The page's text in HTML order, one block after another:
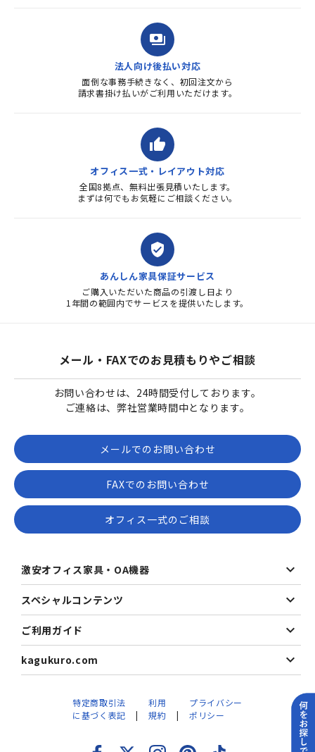
payments
法人向け後払い対応
面倒な事務手続きなく、初回注文から
請求書掛け払いがご利用いただけます。
thumb_up
オフィス一式・レイアウト対応
全国8拠点、無料出張見積いたします。
まずは何でもお気軽にご相談ください。
verified_user
あんしん家具保証サービス
ご購入いただいた商品の引渡し日より
1年間の範囲内でサービスを提供いたします。
メール・FAXでのお見積もりやご相談
お問い合わせは、24時間受付しております。
ご連絡は、弊社営業時間中となります。
メールでのお問い合わせ
FAXでのお問い合わせ
オフィス一式のご相談
激安オフィス家具・OA機器
スペシャルコンテンツ
ご利用ガイド
kagukuro.com
特定商取引法
に基づく表記
利用
規約
プライバシー
ポリシー